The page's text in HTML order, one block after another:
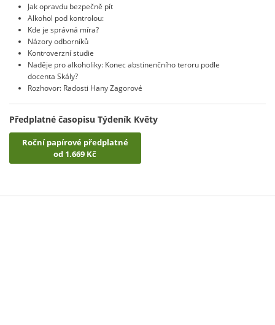
Jak opravdu bezpečně pít
Alkohol pod kontrolou:
Kde je správná míra?
Názory odborníků
Kontroverzní studie
Naděje pro alkoholiky: Konec abstinenčního teroru podle
docenta Skály?
Rozhovor: Radosti Hany Zagorové
Předplatné časopisu Týdeník Květy
Roční papírové předplatné
od 1.669 Kč